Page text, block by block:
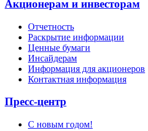
Акционерам и инвесторам
Отчетность
Раскрытие информации
Ценные бумаги
Инсайдерам
Информация для акционеров
Контактная информация
Пресс-центр
С новым годом!